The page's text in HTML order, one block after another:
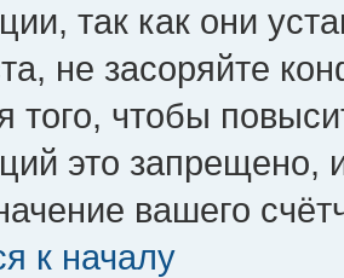
так как они
не засоряйте
того, чтобы
это запрещено,
вашего
к началу